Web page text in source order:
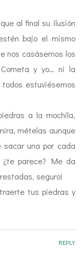
al final su ilusión
bajo el mismo
nos casásemos los
y yo… ni la
estuviésemos
a la mochila,
mételas aunque
sacar una por cada
¿te parece? Me da
seguro!
tus piedras y
REPLY